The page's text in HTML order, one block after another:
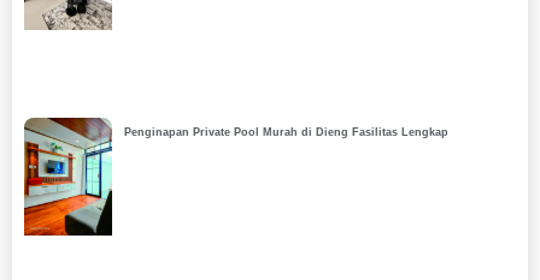
Penginapan Private Pool Murah di Dieng Fasilitas Lengkap